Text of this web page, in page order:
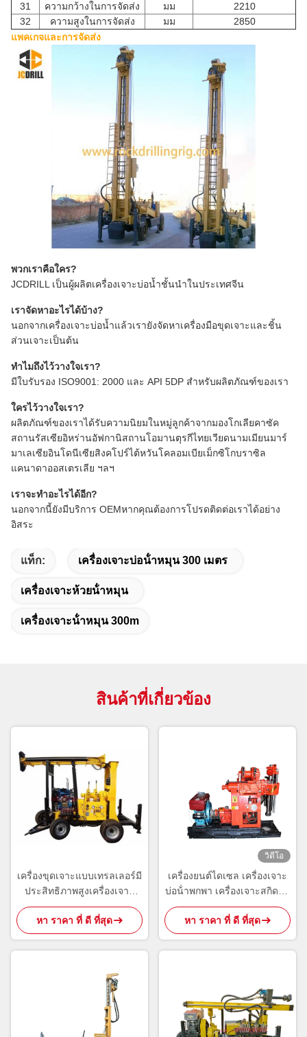
31
ความกว้างในการจัดส่ง มม
2210
32
ความสูงในการจัดส่ง มม
2850
แพคเกจและการจัดส่ง
พวกเราคือใคร?
JCDRILL เป็นผู้ผลิตเครื่องเจาะบ่อน้ำชั้นนำในประเทศจีน
เราจัดหาอะไรได้บ้าง?
นอกจากเครื่องเจาะบ่อน้ำแล้วเรายังจัดหาเครื่องมือขุดเจาะและชิ้น
ส่วนเจาะเป็นต้น
ทำไมถึงไว้วางใจเรา?
มีใบรับรอง ISO9001: 2000 และ API 5DP สำหรับผลิตภัณฑ์ของเรา
ใครไว้วางใจเรา?
ผลิตภัณฑ์ของเราได้รับความนิยมในหมู่ลูกค้าจากมองโกเลียคาซัค
สถานรัสเซียอิหร่านอัฟกานิสถานโอมานตุรกีไทยเวียดนามเมียนมาร์
มาเลเซียอินโดนีเซียสิงคโปร์ไต้หวันโคลอมเบียเม็กซิโกบราซิล
แคนาดาออสเตรเลีย ฯลฯ
เราจะทำอะไรได้อีก?
นอกจากนี้ยังมีบริการ OEMหากคุณต้องการโปรดติดต่อเราได้อย่าง
อิสระ
แท็ก: เครื่องเจาะบ่อน้ําหมุน 300 เมตร
เครื่องเจาะห้วยน้ําหมุน
เครื่องเจาะน้ําหมุน 300m
สินค้าที่เกี่ยวข้อง
เครื่องขุดเจาะแบบเทรลเลอร์มี
ประสิทธิภาพสูงเครื่องเจาะ
หลุมเจาะความจุ 400 ม
หา ราคา ที่ ดี ที่สุด
วิดีโอ
เครื่องยนต์ไดเซล เครื่องเจาะ
บ่อน้ําพกพา เครื่องเจาะสกิดติด
เครื่องหมุน 180m
หา ราคา ที่ ดี ที่สุด